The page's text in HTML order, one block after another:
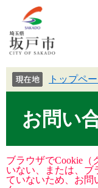
トップペ
お問い
ブラウザでCookie（
いない、または、ブ
ていないため、お問